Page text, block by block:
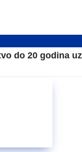
do 20 godina uz